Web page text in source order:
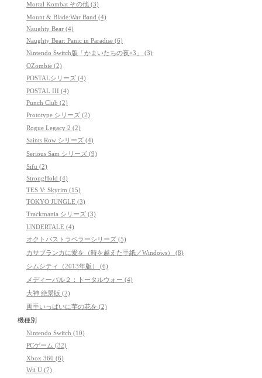
Mortal Kombat その他 (3)
Mount & Blade:War Band (4)
Naughty Bear (4)
Naughty Bear: Panic in Paradise (6)
Nintendo Switch版「かまいたちの夜×3」 (3)
OZombie (2)
POSTALシリーズ (4)
POSTAL III (4)
Punch Club (2)
Prototype シリーズ (2)
Rogue Legacy 2 (2)
Saints Row シリーズ (4)
Serious Sam シリーズ (9)
Sifu (2)
StrongHold (4)
TES V: Skyrim (15)
TOKYO JUNGLE (3)
Trackmania シリーズ (3)
UNDERTALE (4)
オクトパストラベラーシリーズ (5)
カサブランカに愛を（時を越えた手紙／Windows） (8)
シムシティ（2013年版） (6)
メディーバル２：トータルウォー (4)
大神 絶景版 (2)
両手いっぱいに芋の花を (2)
機種別
Nintendo Switch (10)
PCゲーム (32)
Xbox 360 (6)
Wii U (7)